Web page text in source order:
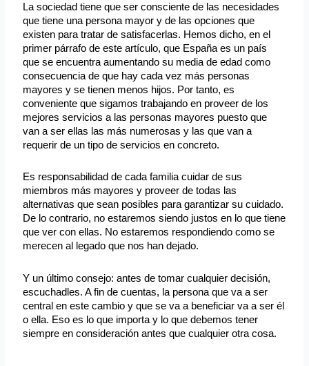
La sociedad tiene que ser consciente de las necesidades
que tiene una persona mayor y de las opciones que
existen para tratar de satisfacerlas. Hemos dicho, en el
primer párrafo de este artículo, que España es un país
que se encuentra aumentando su media de edad como
consecuencia de que hay cada vez más personas
mayores y se tienen menos hijos. Por tanto, es
conveniente que sigamos trabajando en proveer de los
mejores servicios a las personas mayores puesto que
van a ser ellas las más numerosas y las que van a
requerir de un tipo de servicios en concreto.
Es responsabilidad de cada familia cuidar de sus
miembros más mayores y proveer de todas las
alternativas que sean posibles para garantizar su cuidado.
De lo contrario, no estaremos siendo justos en lo que tiene
que ver con ellas. No estaremos respondiendo como se
merecen al legado que nos han dejado.
Y un último consejo: antes de tomar cualquier decisión,
escuchadles. A fin de cuentas, la persona que va a ser
central en este cambio y que se va a beneficiar va a ser él
o ella. Eso es lo que importa y lo que debemos tener
siempre en consideración antes que cualquier otra cosa.